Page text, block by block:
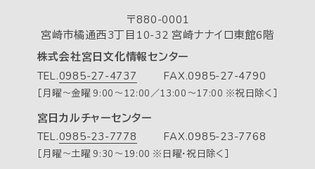
〒880-0001
宮崎市橘通西3丁目10-32 宮崎ナナイロ東館6階
株式会社宮日文化情報センター
TEL.0985-27-4737
［月曜～金曜 9:00～12:00／13:00～17:00 ※祝日除く］
FAX.0985-27-4790
宮日カルチャーセンター
TEL.0985-23-7778
［月曜～土曜 9:30～19:00 ※日曜・祝日除く］
FAX.0985-23-7768